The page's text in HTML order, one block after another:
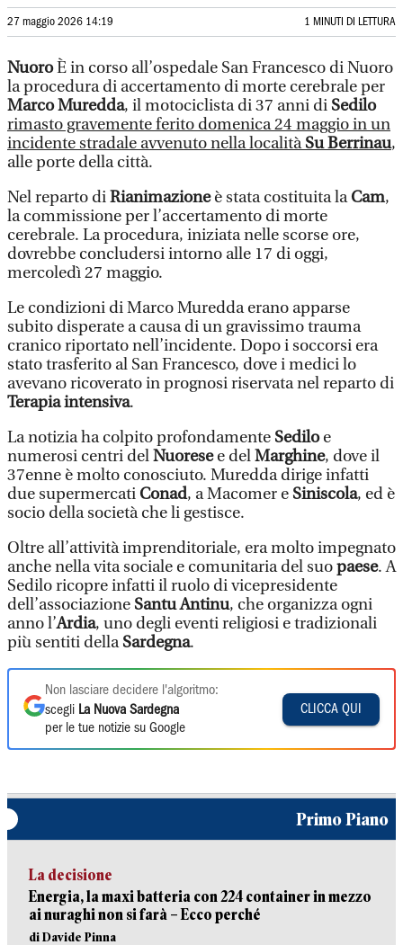
27 maggio 2026 14:19 1 MINUTI DI LETTURA
NuoroÈ in corso all’ospedale San Francesco di Nuoro
la procedura di accertamento di morte cerebrale per
Marco Muredda, il motociclista di 37 anni di Sedilo
rimasto gravemente ferito domenica 24 maggio in un
incidente stradale avvenuto nella localitàSu Berrinau,
alle porte della città.
Nel reparto diRianimazioneè stata costituita laCam,
la commissione per l’accertamento di morte
cerebrale. La procedura, iniziata nelle scorse ore,
dovrebbe concludersi intorno alle 17 di oggi,
mercoledì 27 maggio.
Le condizioni di Marco Muredda erano apparse
subito disperate a causa di un gravissimo trauma
cranico riportato nell’incidente. Dopo i soccorsi era
stato trasferito al San Francesco, dove i medici lo
avevano ricoverato in prognosi riservata nel reparto di
Terapia intensiva.
La notizia ha colpito profondamente Sediloe
numerosi centri delNuoresee delMarghine, dove il
37enne è molto conosciuto. Muredda dirige infatti
due supermercati Conad, a Macomer e Siniscola, ed è
socio della società che li gestisce.
Oltre all’attività imprenditoriale, era molto impegnato
anche nella vita sociale e comunitaria del suopaese. A
Sedilo ricopre infatti il ruolo di vicepresidente
dell’associazione Santu Antinu, che organizza ogni
anno l’Ardia, uno degli eventi religiosi e tradizionali
più sentiti dellaSardegna.
Non lasciare decidere l'algoritmo:
scegli La Nuova Sardegna
per le tue notizie su Google
CLICCA QUI
Primo Piano
La decisione
Energia, la maxi batteria con 224 container in mezzo
ai nuraghi non si farà – Ecco perché
di Davide Pinna